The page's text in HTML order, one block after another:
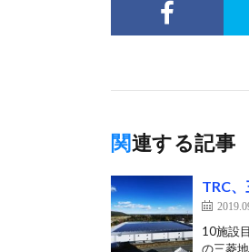
関連する記事
TRC
10施設
の三菱